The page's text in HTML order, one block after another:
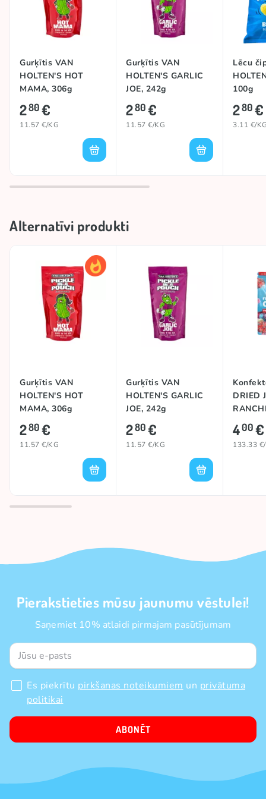
Gurķītis VAN
HOLTEN'S HOT
MAMA, 306g
280€
11.57 €/KG
Gurķītis VAN
HOLTEN'S GARLIC
JOE, 242g
280€
11.57 €/KG
Lēcu
100g
280€
3.11 €/
Alternatīvi produkti
Gurķītis VAN
HOLTEN'S HOT
MAMA, 306g
280€
11.57 €/KG
Gurķītis VAN
HOLTEN'S GARLIC
JOE, 242g
280€
11.57 €/KG
DRIED
400€
133.33
Pierakstieties mūsu jaunumu vēstulei!
Saņemiet 10% atlaidi pirmajam pasūtījumam
Es piekrītu pirkšanas noteikumiem un privātuma
politikai
ABONĒT